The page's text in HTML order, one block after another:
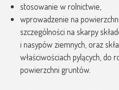
stosowanie w rolnictwie,
wprowadzenie na
szczególności na skarpy
i nasypów ziemnych, oraz
właściwościach pylących, do
powierzchni gruntów.